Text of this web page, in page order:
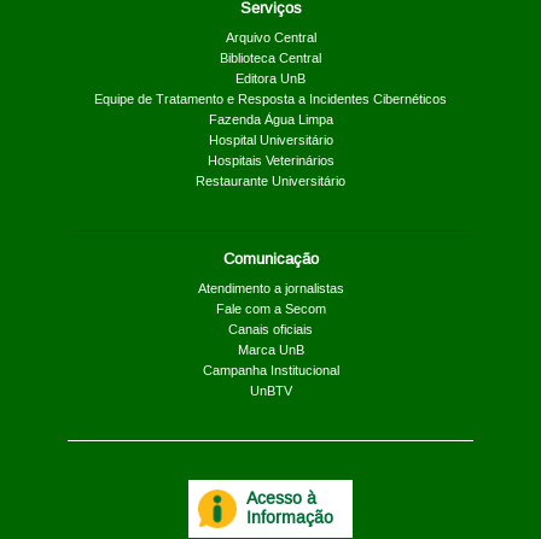
Serviços
Arquivo Central
Biblioteca Central
Editora UnB
Equipe de Tratamento e Resposta a Incidentes Cibernéticos
Fazenda Água Limpa
Hospital Universitário
Hospitais Veterinários
Restaurante Universitário
Comunicação
Atendimento a jornalistas
Fale com a Secom
Canais oficiais
Marca UnB
Campanha Institucional
UnBTV
Acesso à
Informação